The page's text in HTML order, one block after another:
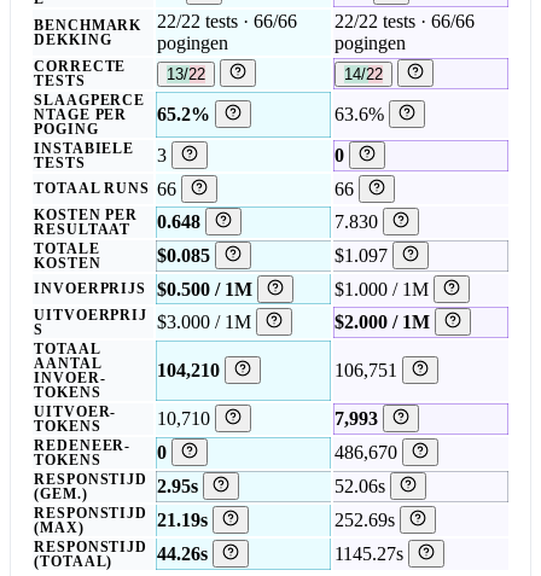
BENCHMARK
DEKKING
22/22 tests · 66/66
pogingen
22/22 tests · 66/66
pogingen
CORRECTE
TESTS
13/22 14/22
SLAAGPERCE
NTAGE PER
POGING
65.2% 63.6%
INSTABIELE
TESTS
3 0
TOTAAL RUNS 66 66
KOSTEN PER
RESULTAAT
0.648 7.830
TOTALE
KOSTEN
$0.085 $1.097
INVOERPRIJS $0.500 / 1M $1.000 / 1M
UITVOERPRIJ
S
$3.000 / 1M $2.000 / 1M
TOTAAL
AANTAL
INVOER-
TOKENS
104,210 106,751
UITVOER-
TOKENS
10,710 7,993
REDENEER-
TOKENS
0 486,670
RESPONSTIJD
(GEM.)
2.95s 52.06s
RESPONSTIJD
(MAX)
21.19s 252.69s
RESPONSTIJD
(TOTAAL)
44.26s 1145.27s